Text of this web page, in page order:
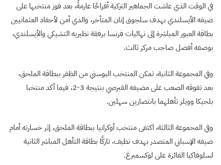
في الوقت الذي عاشت الجماهير التركية أفراحًا عارمةً، بعد فوز منتخبها على
ضيفه الأيسلندي بهدف سلجوق إنان المتأخر، والذي أمن لأحفاد العثمانيين
بطاقة العبور المباشرة إلى نهائيات فرنسا برفقة نظيريه التشيكي والأيسلندي،
بوصفه أفضل صاحب مركز ثالث.
وفي المجموعة الثانية، تمكن المنتخب البوسني من الظفر ببطاقة الملحق،
بعد تفوقه الصعب على مضيفه القبرصي بنتيجة 3-2، فيما أكد منتخبا
بلجيكا وويلز تأهلهما بانتصارين سهلين.
وفي المجموعة الثالثة، اكتفى منتخب أوكرانيا ببطاقة الملحق، إثر خسارته أمام
ضيفه الإسباني المتصدر بهدف نظيف، تاركًا بطاقة التأهل المباشر الثانية
لسلوفاكيا الفائزة على لوكسمبرغ.